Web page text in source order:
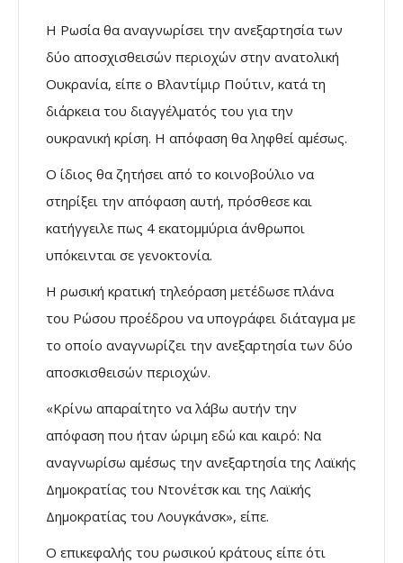
Η Ρωσία θα αναγνωρίσει την ανεξαρτησία των
δύο αποσχισθεισών περιοχών στην ανατολική
Ουκρανία, είπε ο Βλαντίμιρ Πούτιν, κατά τη
διάρκεια του διαγγέλματός του για την
ουκρανική κρίση. Η απόφαση θα ληφθεί αμέσως.
Ο ίδιος θα ζητήσει από το κοινοβούλιο να
στηρίξει την απόφαση αυτή, πρόσθεσε και
κατήγγειλε πως 4 εκατομμύρια άνθρωποι
υπόκεινται σε γενοκτονία.
Η ρωσική κρατική τηλεόραση μετέδωσε πλάνα
του Ρώσου προέδρου να υπογράφει διάταγμα με
το οποίο αναγνωρίζει την ανεξαρτησία των δύο
αποσκισθεισών περιοχών.
«Κρίνω απαραίτητο να λάβω αυτήν την
απόφαση που ήταν ώριμη εδώ και καιρό: Να
αναγνωρίσω αμέσως την ανεξαρτησία της Λαϊκής
Δημοκρατίας του Ντονέτσκ και της Λαϊκής
Δημοκρατίας του Λουγκάνσκ», είπε.
Ο επικεφαλής του ρωσικού κράτους είπε ότι